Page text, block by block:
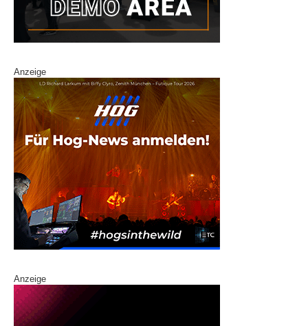
Anzeige
Anzeige